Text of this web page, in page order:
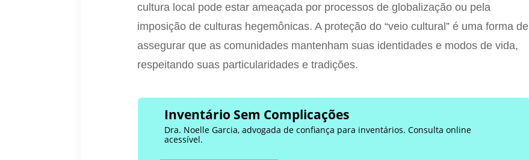
cultura local pode estar ameaçada por processos de globalização ou pela
imposição de culturas hegemônicas. A proteção do “veio cultural” é uma forma de
assegurar que as comunidades mantenham suas identidades e modos de vida,
respeitando suas particularidades e tradições.
Inventário Sem Complicações
Dra. Noelle Garcia, advogada de confiança para inventários. Consulta online
acessível.